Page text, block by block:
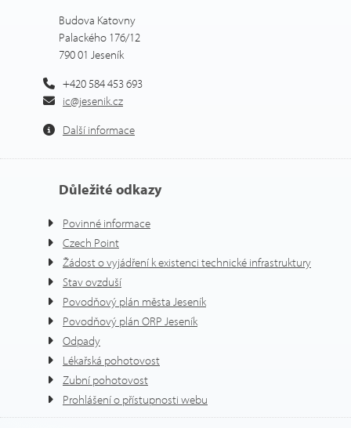
Budova Katovny
Palackého 176/12
790 01 Jeseník
+420 584 453 693
ic@jesenik.cz
Další informace
Důležité odkazy
Povinné informace
Czech Point
Žádost o vyjádření k existenci technické infrastruktury
Stav ovzduší
Povodňový plán města Jeseník
Povodňový plán ORP Jeseník
Odpady
Lékařská pohotovost
Zubní pohotovost
Prohlášení o přístupnosti webu